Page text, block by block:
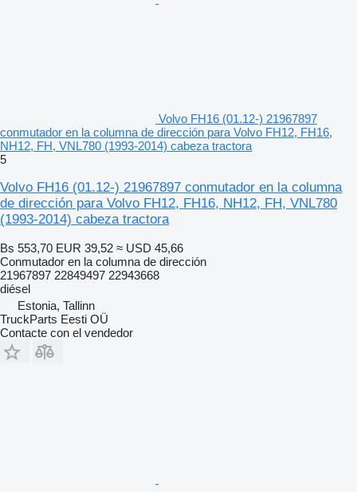
Volvo FH16 (01.12-) 21967897
conmutador en la columna de dirección para Volvo FH12, FH16,
NH12, FH, VNL780 (1993-2014) cabeza tractora
5
Volvo FH16 (01.12-) 21967897 conmutador en la columna
de dirección para Volvo FH12, FH16, NH12, FH, VNL780
(1993-2014) cabeza tractora
Bs 553,70 EUR 39,52 ≈ USD 45,66
Conmutador en la columna de dirección
21967897 22849497 22943668
diésel
Estonia, Tallinn
TruckParts Eesti OÜ
Contacte con el vendedor